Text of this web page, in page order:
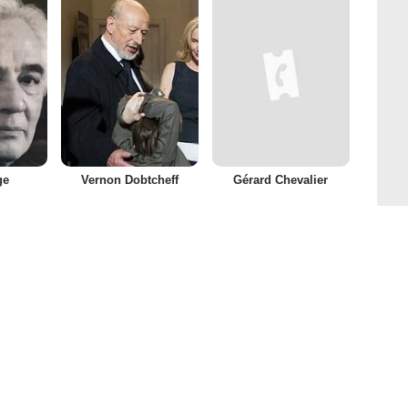
Vernon Dobtcheff Gérard Chevalier